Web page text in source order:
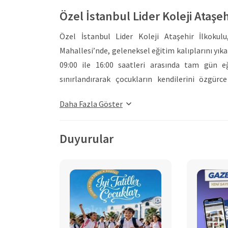
Özel İstanbul Lider Koleji
Özel İstanbul Lider Koleji Ataşehir
Mahallesi’nde, geleneksel eğitim kalıplarını
09:00 ile 16:00 saatleri arasında tam gün
sınırlandırarak çocukların kendilerini
(İLKES), her çocuğun eşsiz olduğu bilinciyle
donatılır ve son aşamada sürekli ölçme-
değerlerle donatılmış parlak bir geleceğe
Global bir vizyona sahip olan Ataşehir Lider
İngilizce programıyla yürütülmektedir.
Daha Fazla Göster
Duyurular